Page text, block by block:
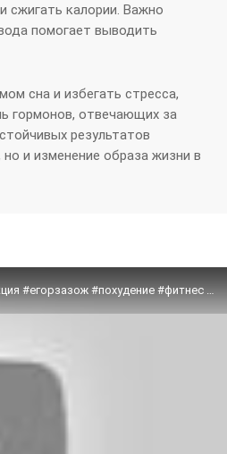
сжигать калории. Важно
помогает выводить
сна и избегать стресса,
гормонов, отвечающих за
результатов
и изменение образа жизни в